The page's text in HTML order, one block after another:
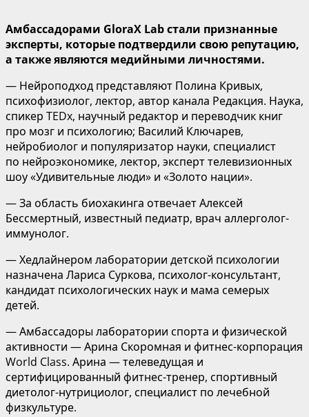
Амбассадорами GloraX Labстали признанные
эксперты, которые подтвердили свою репутацию,
а также являются медийными личностями.
— Нейроподход представляют Полина Кривых,
психофизиолог, лектор, автор канала Редакция. Наука,
спикер TEDx, научный редактор и переводчик книг
про мозг и психологию; Василий Ключарев,
нейробиолог и популяризатор науки, специалист
по нейроэкономике, лектор, эксперт телевизионных
шоу «Удивительные люди» и «Золото нации».
— За область биохакинга отвечает Алексей
Бессмертный, известный педиатр, врач аллерголог-
иммунолог.
— Хедлайнером лаборатории детской психологии
назначена Лариса Суркова, психолог-консультант,
кандидат психологических наук и мама семерых
детей.
— Амбассадоры лаборатории спорта и физической
активности — Арина Скоромная и фитнес-корпорация
World Class. Арина — телеведущая и
сертифицированный фитнес-тренер, спортивный
диетолог-нутрициолог, специалист по лечебной
физкультуре.